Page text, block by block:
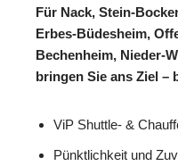
Für Nack, Stein-
Erbes-Büdesheim,
Bechenheim, Nieder-
bringen Sie ans Ziel –
ViP Shuttle- &
Pünktlichkeit und